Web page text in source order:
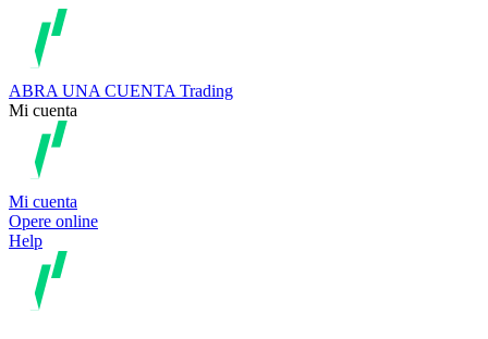
ABRA UNA CUENTA Trading
Mi cuenta
Mi cuenta
Opere online
Help